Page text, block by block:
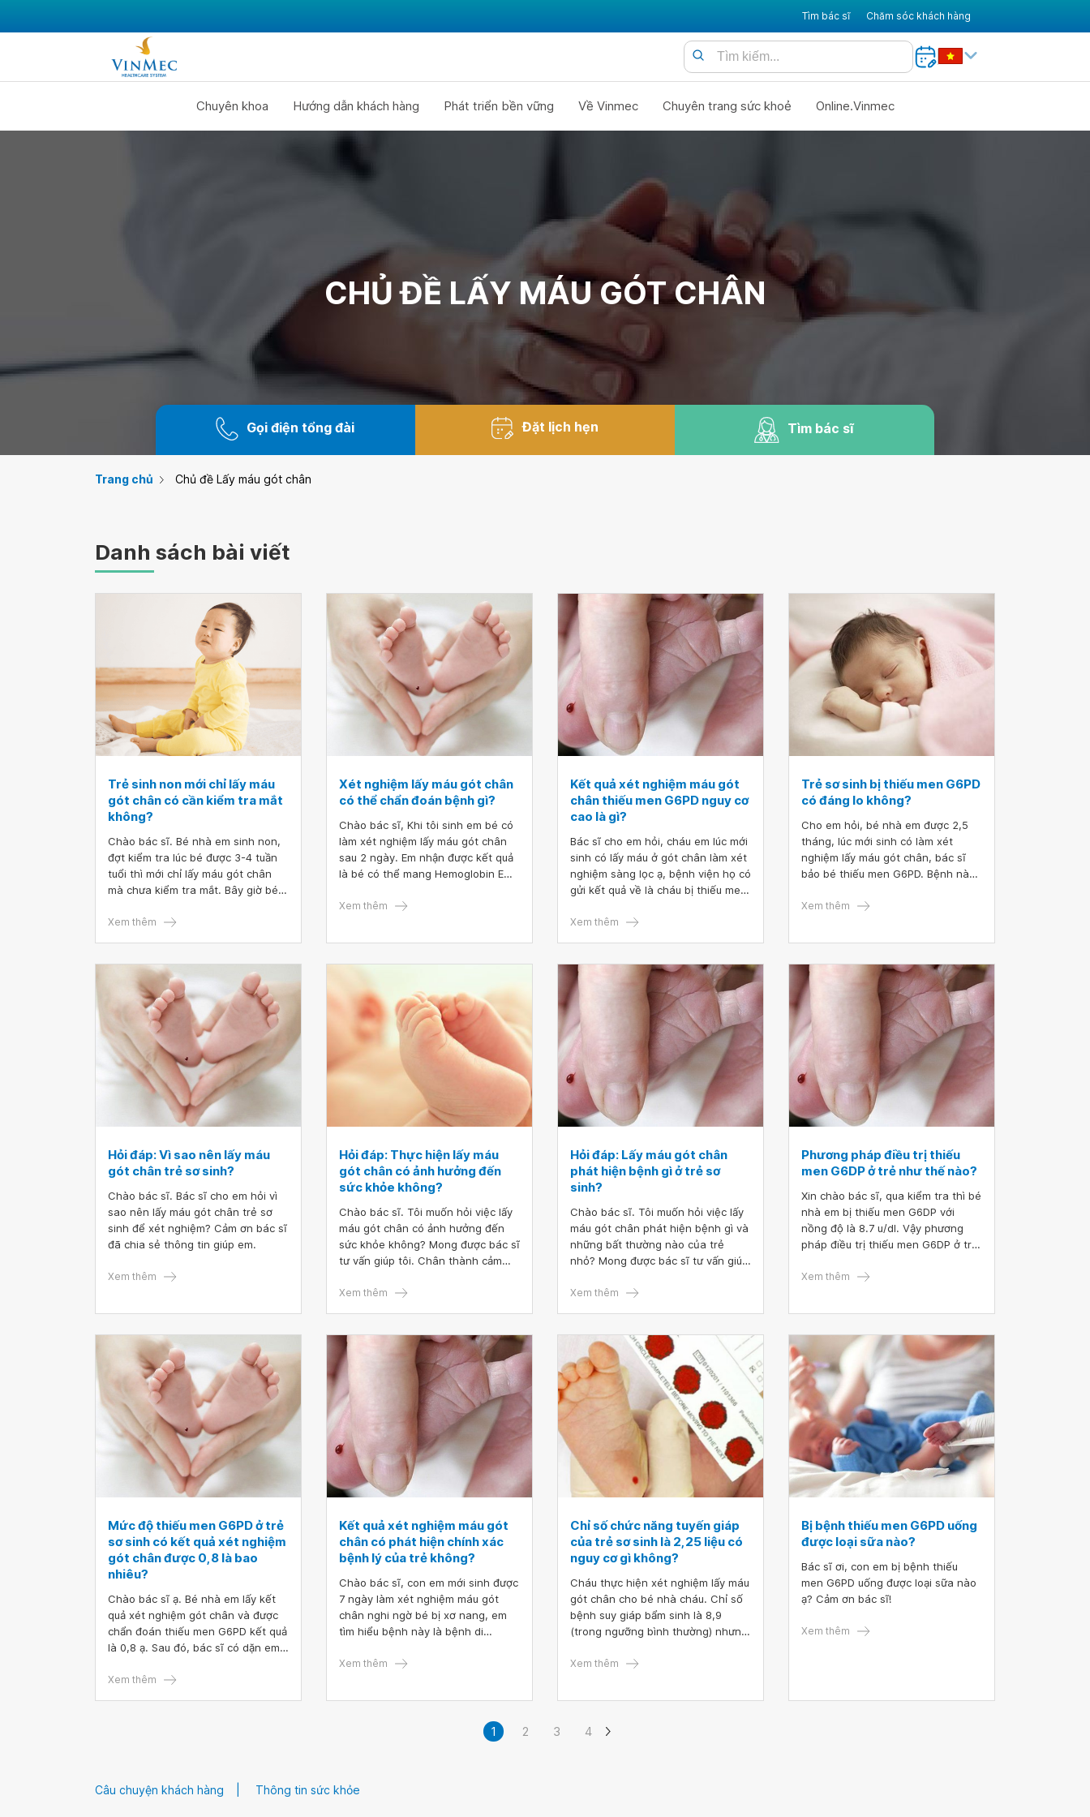
Tìm bác sĩ Chăm sóc khách hàng
Chuyên khoa Hướng dẫn khách hàng Phát triển bền vững Về Vinmec Chuyên trang sức khoẻ Online.Vinmec
CHỦ ĐỀ LẤY MÁU GÓT CHÂN
Gọi điện tổng đài Đặt lịch hẹn Tìm bác sĩ
Trang chủ Chủ đề Lấy máu gót chân
Danh sách bài viết
Trẻ sinh non mới chỉ lấy máu
gót chân có cần kiểm tra mắt
không?
Chào bác sĩ. Bé nhà em sinh non,
đợt kiểm tra lúc bé được 3-4 tuần
tuổi thì mới chỉ lấy máu gót chân
mà chưa kiểm tra mắt. Bây giờ bé
kiểm tra không ạ? Mong bác sĩ tư
Xem thêm
Xét nghiệm lấy máu gót chân
có thể chẩn đoán bệnh gì?
Chào bác sĩ, Khi tôi sinh em bé có
làm xét nghiệm lấy máu gót chân
sau 2 ngày. Em nhận được kết quả
là bé có thể mang Hemoglobin E
Bác sĩ cho tôi hỏi như vậy sẽ ảnh
Xem thêm
Kết quả xét nghiệm máu gót
chân thiếu men G6PD nguy cơ
cao là gì?
Bác sĩ cho em hỏi, cháu em lúc mới
sinh có lấy máu ở gót chân làm xét
nghiệm sàng lọc ạ, bệnh viện họ có
gửi kết quả về là cháu bị thiếu men
thấp ạ.
Xem thêm
Trẻ sơ sinh bị thiếu men G6PD
có đáng lo không?
Cho em hỏi, bé nhà em được 2,5
tháng, lúc mới sinh có làm xét
nghiệm lấy máu gót chân, bác sĩ
bảo bé thiếu men G6PD. Bệnh này
bị chóng mặt nên đã uống thuốc,
Xem thêm
Hỏi đáp: Vì sao nên lấy máu
gót chân trẻ sơ sinh?
Chào bác sĩ. Bác sĩ cho em hỏi vì
sao nên lấy máu gót chân trẻ sơ
sinh để xét nghiệm? Cảm ơn bác sĩ
đã chia sẻ thông tin giúp em.
Xem thêm
Hỏi đáp: Thực hiện lấy máu
gót chân có ảnh hưởng đến
sức khỏe không?
Chào bác sĩ. Tôi muốn hỏi việc lấy
máu gót chân có ảnh hưởng đến
sức khỏe không? Mong được bác sĩ
tư vấn giúp tôi. Chân thành cảm
Xem thêm
Hỏi đáp: Lấy máu gót chân
phát hiện bệnh gì ở trẻ sơ
sinh?
Chào bác sĩ. Tôi muốn hỏi việc lấy
máu gót chân phát hiện bệnh gì và
những bất thường nào của trẻ
nhỏ? Mong được bác sĩ tư vấn giúp
Xem thêm
Phương pháp điều trị thiếu
men G6DP ở trẻ như thế nào?
Xin chào bác sĩ, qua kiểm tra thì bé
nhà em bị thiếu men G6DP với
nồng độ là 8.7 u/dl. Vậy phương
pháp điều trị thiếu men G6DP ở trẻ
quả ở trên, bé nhà em bị ở mức độ
Xem thêm
Mức độ thiếu men G6PD ở trẻ
sơ sinh có kết quả xét nghiệm
gót chân được 0,8 là bao
nhiêu?
Chào bác sĩ ạ. Bé nhà em lấy kết
quả xét nghiệm gót chân và được
chẩn đoán thiếu men G6PD kết quả
là 0,8 ạ. Sau đó, bác sĩ có dặn em
ương để khám lại, nhưng lúc đến
Xem thêm
Kết quả xét nghiệm máu gót
chân có phát hiện chính xác
bệnh lý của trẻ không?
Chào bác sĩ, con em mới sinh được
7 ngày làm xét nghiệm máu gót
chân nghi ngờ bé bị xơ nang, em
tìm hiểu bệnh này là bệnh di
có ai mắc bệnh.
Xem thêm
Chỉ số chức năng tuyến giáp
của trẻ sơ sinh là 2,25 liệu có
nguy cơ gì không?
Cháu thực hiện xét nghiệm lấy máu
gót chân cho bé nhà cháu. Chỉ số
bệnh suy giáp bẩm sinh là 8,9
(trong ngưỡng bình thường) nhưng
giáp (T4) chỉ được 2,25. Bác sĩ cho
vấn giúp cháu. Cháu xin cảm ơn.
Xem thêm
Bị bệnh thiếu men G6PD uống
được loại sữa nào?
Bác sĩ ơi, con em bị bệnh thiếu
men G6PD uống được loại sữa nào
ạ? Cảm ơn bác sĩ!
Xem thêm
1 2 3 4
Câu chuyện khách hàng Thông tin sức khỏe